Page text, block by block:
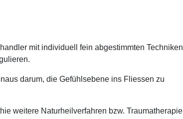
mit individuell fein abgestimmten Techniken
darum, die Gefühlsebene ins Fliessen zu
weitere Naturheilverfahren bzw. Traumatherapie